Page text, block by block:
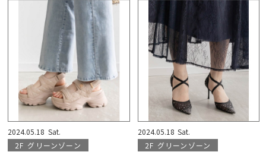
2024.05.18 Sat.
2F グリーンゾーン
2024.05.18 Sat.
2F グリーンゾーン